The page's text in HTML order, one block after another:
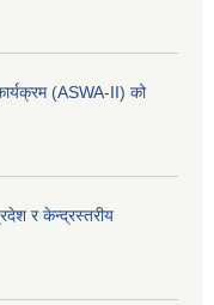
(ASWA-II) को
र केन्द्रस्तरीय